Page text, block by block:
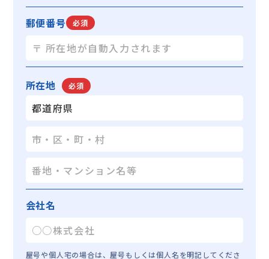
り扱いについて適切な契約を締結し、適切な管
理を要求いたします。
【個人情報の開示】
当社は、お客様よりお預かりした個人情報を適
・お客様の同意がある場合
社が業務を委託する業者に対して開示する場合
下記の場合には、お客様の事前の同意なく当社
す。
・警察や裁判所、その他の政府機関から召喚
状、令状、命令等によって要求された場合
・人の生命、身体または財産の保護のために必
とが困難であるとき
郵便番号 必須
会社名
屋号や個人宅の場合は、屋号もしくは個人名を明記してくださ